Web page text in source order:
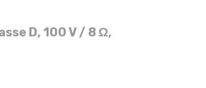
D, 100 V / 8 Ω,